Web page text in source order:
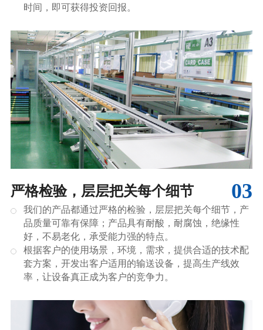
时间，即可获得投资回报。
03
严格检验，层层把关每个细节
我们的产品都通过严格的检验，层层把关每个细节，产
品质量可靠有保障；产品具有耐酸，耐腐蚀，绝缘性
好，不易老化，承受能力强的特点。
根据客户的使用场景，环境，需求，提供合适的技术配
套方案，开发出客户适用的输送设备，提高生产线效
率，让设备真正成为客户的竞争力。